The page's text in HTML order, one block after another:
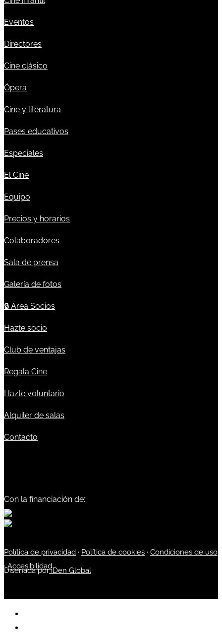
Eventos
Directores
Cine clásico
Ópera
Cine y literatura
Pases educativos
Especiales
El Cine
Equipo
Precios y horarios
Colaboradores
Sala de prensa
Galería de fotos
🔒 Área Socios
Hazte socio
Club de ventajas
Regala Cine
Hazte voluntario
Alquiler de salas
Contacto
Con la financiación de:
Política de privacidad · Política de cookies · Condiciones de uso
·Accesibilidad
Diseñada poriDen Global